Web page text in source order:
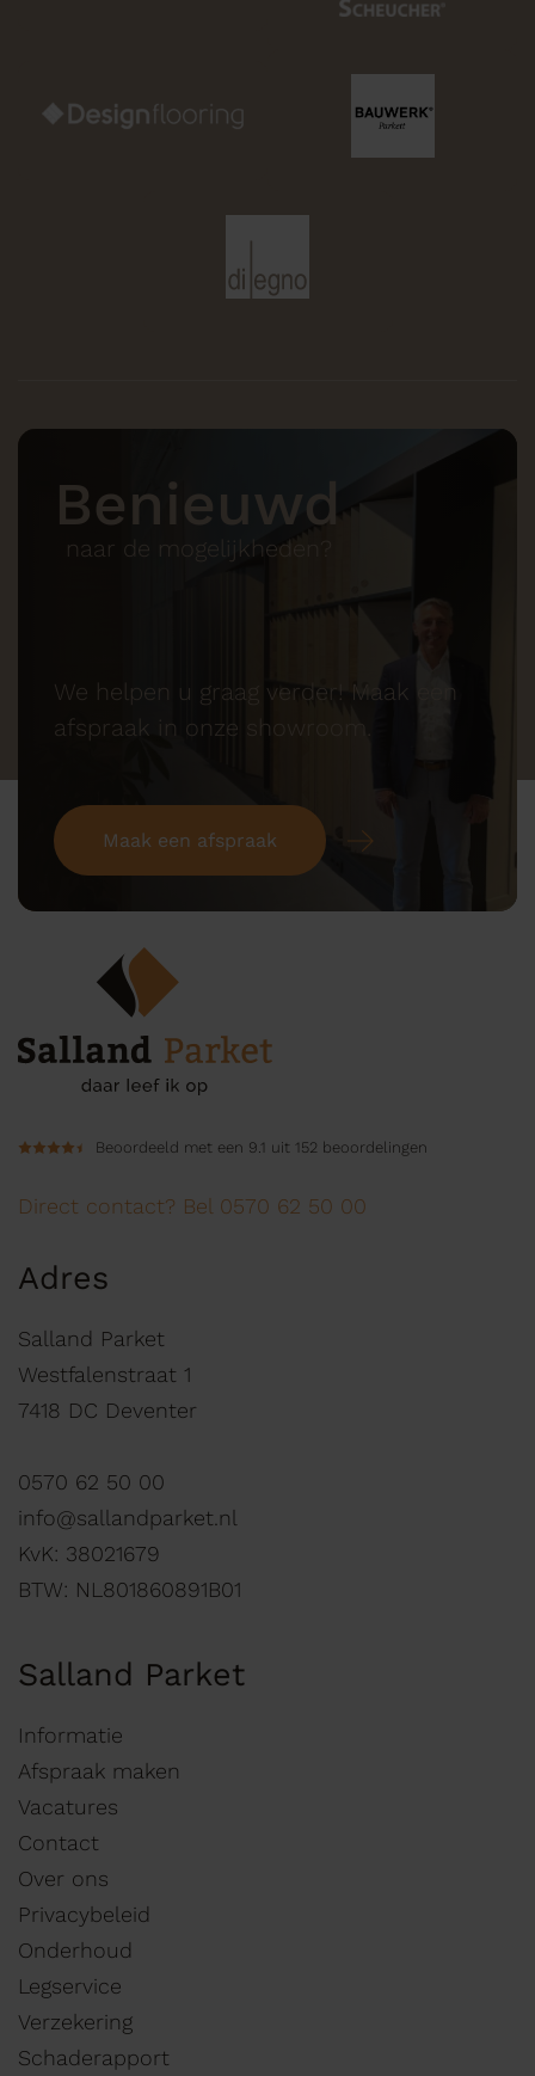
Benieuwd
naar de mogelijkheden?
We helpen u graag verder! Maak een
afspraak in onze showroom.
Maak een afspraak
Beoordeeld met een 9.1 uit 152 beoordelingen
Direct contact? Bel 0570 62 50 00
Adres
Salland Parket
Westfalenstraat 1
7418 DC Deventer
0570 62 50 00
info@sallandparket.nl
KvK: 38021679
BTW: NL801860891B01
Salland Parket
Informatie
Afspraak maken
Vacatures
Contact
Over ons
Privacybeleid
Onderhoud
Legservice
Verzekering
Schaderapport